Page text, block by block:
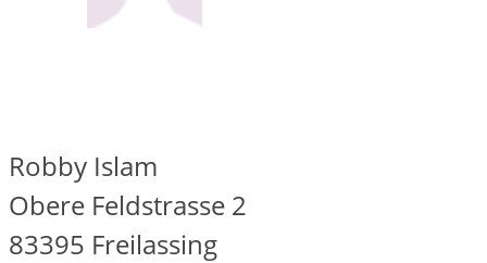
Robby Islam
Obere Feldstrasse 2
83395 Freilassing